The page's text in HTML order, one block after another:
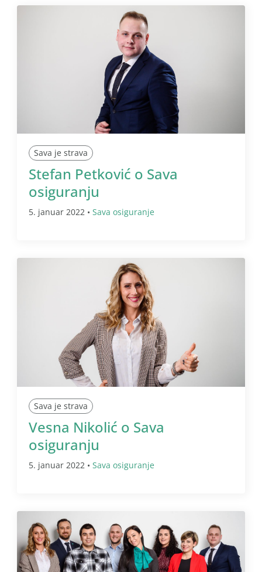
Sava je strava
Stefan Petković o Sava
osiguranju
5. januar 2022 • Sava osiguranje
Sava je strava
Vesna Nikolić o Sava
osiguranju
5. januar 2022 • Sava osiguranje